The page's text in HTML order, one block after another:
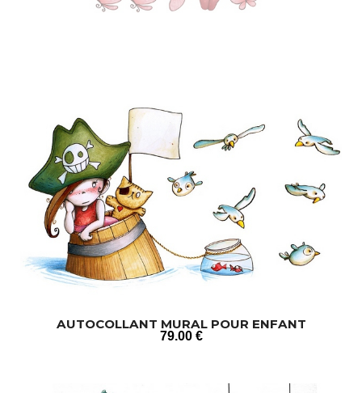
AUTOCOLLANT MURAL POUR ENFANT
79.00 €